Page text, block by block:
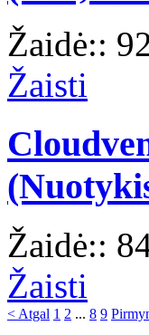
Žaidė::
Žaisti
Žaidė::
Žaisti
< Atgal 1 2 ... 8 9